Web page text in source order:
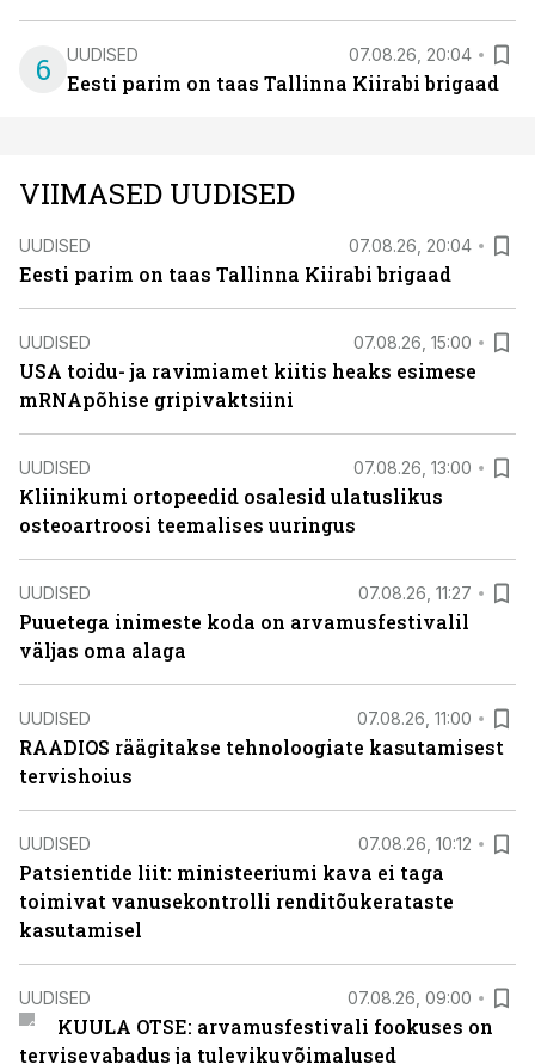
6 UUDISED 07.08.26, 20:04
Eesti parim on taas Tallinna Kiirabi brigaad
VIIMASED UUDISED
UUDISED 07.08.26, 20:04
Eesti parim on taas Tallinna Kiirabi brigaad
UUDISED 07.08.26, 15:00
USA toidu- ja ravimiamet kiitis heaks esimese
mRNApõhise gripivaktsiini
UUDISED 07.08.26, 13:00
Kliinikumi ortopeedid osalesid ulatuslikus
osteoartroosi teemalises uuringus
UUDISED 07.08.26, 11:27
Puuetega inimeste koda on arvamusfestivalil
väljas oma alaga
UUDISED 07.08.26, 11:00
RAADIOS räägitakse tehnoloogiate kasutamisest
tervishoius
UUDISED 07.08.26, 10:12
Patsientide liit: ministeeriumi kava ei taga
toimivat vanusekontrolli renditõukerataste
kasutamisel
UUDISED 07.08.26, 09:00
KUULA OTSE: arvamusfestivali fookuses on
tervisevabadus ja tulevikuvõimalused